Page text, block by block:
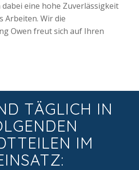
eine hohe Zuverlässigkeit
Arbeiten. Wir die
Owen freut sich auf Ihren
TÄGLICH IN
IM